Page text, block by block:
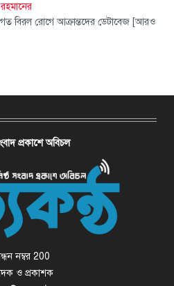
বিরল রোগে আক্রান্তদের ডেটাবেজ [আরও
প্রকাশে অবিচল
নম্বর 200
ও প্রকাশক